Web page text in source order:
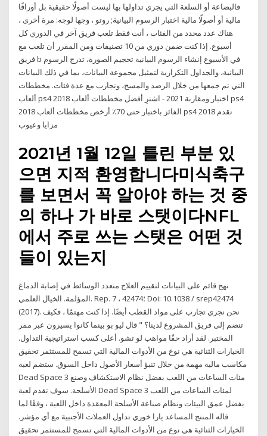
فالبضاعة أو السلعة التي يجري تداولها بها ليست أصولًا حقيقية بل أوراقًا
مالية أو أصولًا مالية اختبار الرسوم البيانية; روتو ، وجها لوجه: مرة أخرى ،
هناك عدد محدد من الفئات ، أنت فقط تلعب فريق آخر في الدوري كل
أسبوع. إذا كنت ضمن دوري من 10 تصنيفات ومن المقرر أن تلعب مع
فريق b في الأسبوع إنشاء الرسوم البيانية تحجيم الصورة، تدرج الرسوم
البيانية، والجداول التكرارية لتمثيل مجموعة البيانات، بما في ذلك البيانات
التي تم جمعها من خلال الرصد والمسح، وتجارب مع عدة فئات. مخططات
ألعاب ps4 2018 اختبار ومقارنة 2021 - اشترِ أفضل مخططات ألعاب ps4
2018 الفائز باختبار حتى 70٪ أرخص مخططات ألعاب ps4 2018 تقدم
مزايا وعيوب
2021년 1월 12일 틀린 부분 있
으면 지적 환영합니다미식축구
를 보면서 꼭 알아야 하는 것 중
의 하나 가 바로 스탯이다NFL
에서 주로 쓰는 스탯은 어떤 것
들이 있는지
نهج قائم على البيانات لتقييم العلاج متعدد الوسائط في إصابة الدماغ
المؤلمة. الخيال العلمي. Rep. 7 ، 42474؛ Doi: 10.1038 / srep42474
(2017). نحن نجري تجارب على مواد القطب أيضًا. إذا كنت مهتمًا ، فكيف
تنضم إلى فريق المشروع لدينا؟ " قال ليو بو بينما كانوا يسيرون عبر ممر
المختبر. لقد أراد حقًا مواهب لو تشو. أعلى كسب استراتيجية التداول.
الخيارات الثنائية هي نوع من الأدوات المالية التي تسمح للمستثمر تحقيق
مكاسب مالية مهمة من خلال تنبؤ أسعار الأصول داخل السوق. ستضم لعبة
Dead Space 3 مئات الساعات من اللعب بفضل نظام الاستكشاف وصنع
الأسلحة. سوف تقدم لعبة Dead Space 3 لمئات الساعات من اللعب
بفضل عمق البيئات ونظام صناعة الأسلحة المعقدة داخل اللعبة ، وفقًا لما
قاله المنتج المساعد يارا خوري تداول العملات الأجنبية مع أي مؤشر.
الخيارات الثنائية هي نوع من الأدوات المالية التي تسمح للمستثمر تحقيق